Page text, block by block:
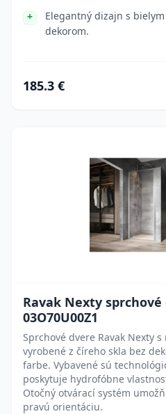
Elegantný dizajn s
dekorom.
185.3 €
Ravak Nexty sprchové
03O70U00Z1
Sprchové dvere Ravak Nexty
vyrobené z číreho skla bez
farbe. Vybavené sú
poskytuje hydrofóbne
Otočný otvárací systém
pravú orientáciu.